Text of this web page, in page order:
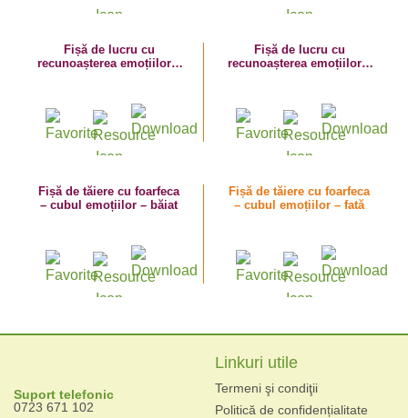
Fișă de lucru cu
recunoașterea emoțiilor –
Fișă de lucru cu
recunoașterea emoțiilor –
Fișă de tăiere cu foarfeca
– cubul emoțiilor – băiat
Fișă de tăiere cu foarfeca
– cubul emoțiilor – fată
Suport telefonic
0723 671 102
Linkuri utile
Termeni şi condiţii
Politică de confidențialitate